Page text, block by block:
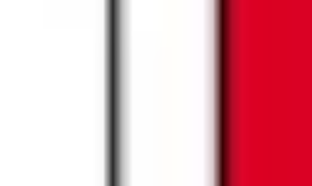
思っていただくこと、当院に来てよかったと思っていた
っている場合や病院の都合などにより実際に予約可能な